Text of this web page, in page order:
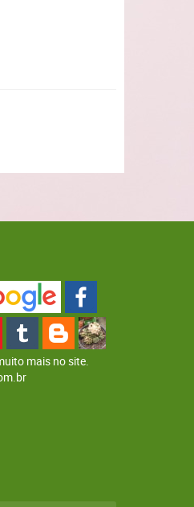
mais no site.